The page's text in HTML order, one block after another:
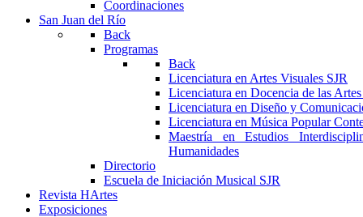
Coordinaciones
San Juan del Río
Back
Programas
Back
Licenciatura en Artes Visuales SJR
Licenciatura en Docencia de las
Licenciatura en Diseño y
Licenciatura en Música Popular
Maestría en Estudios
Humanidades
Directorio
Escuela de Iniciación Musical SJR
Revista HArtes
Exposiciones